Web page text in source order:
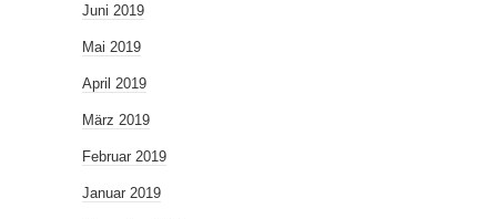
Juni 2019
Mai 2019
April 2019
März 2019
Februar 2019
Januar 2019